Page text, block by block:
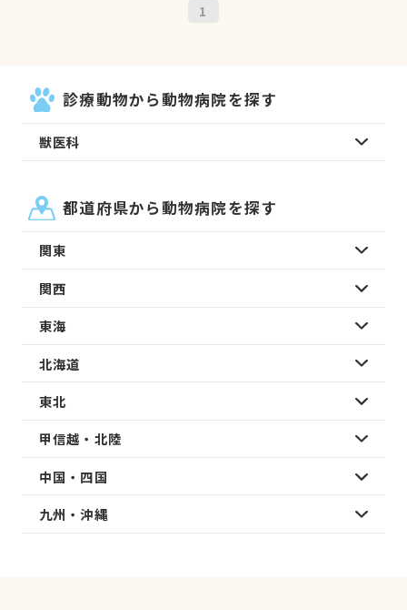
1
診療動物から動物病院を探す
獣医科
都道府県から動物病院を探す
関東
関西
東海
北海道
東北
甲信越・北陸
中国・四国
九州・沖縄